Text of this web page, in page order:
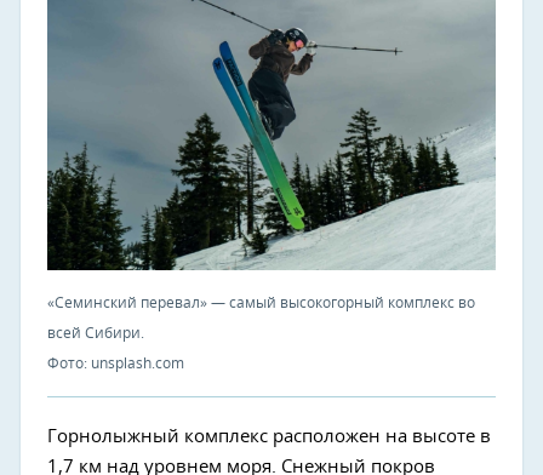
«Семинский перевал» — самый высокогорный комплекс во
всей Сибири.
Фото: unsplash.com
Горнолыжный комплекс расположен на высоте в
1,7 км над уровнем моря. Снежный покров